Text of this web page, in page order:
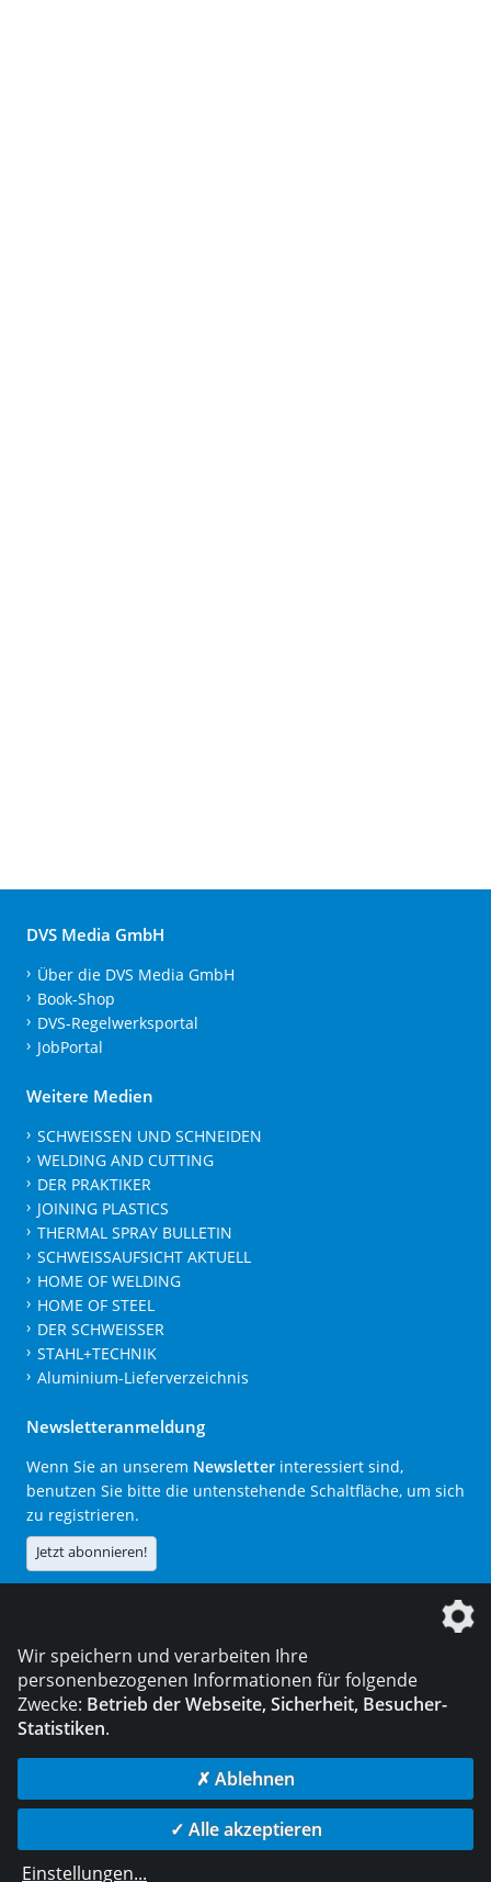
DVS Media GmbH
Über die DVS Media GmbH
Book-Shop
DVS-Regelwerksportal
JobPortal
Weitere Medien
SCHWEISSEN UND SCHNEIDEN
WELDING AND CUTTING
DER PRAKTIKER
JOINING PLASTICS
THERMAL SPRAY BULLETIN
SCHWEISSAUFSICHT AKTUELL
HOME OF WELDING
HOME OF STEEL
DER SCHWEISSER
STAHL+TECHNIK
Aluminium-Lieferverzeichnis
Newsletteranmeldung
Wenn Sie an unserem Newsletter interessiert sind,
benutzen Sie bitte die untenstehende Schaltfläche, um sich
zu registrieren.
Jetzt abonnieren!
Die DVS Media GmbH ist ein Unternehmen der
© 2026 DVS Media GmbH
Datenschutzeinstellungen
die profilschmiede - Internetagentur
Wir speichern und verarbeiten Ihre
personenbezogenen Informationen für folgende
Zwecke: Betrieb der Webseite, Sicherheit, Besucher-
Statistiken.
✗ Ablehnen
✓ Alle akzeptieren
Einstellungen...